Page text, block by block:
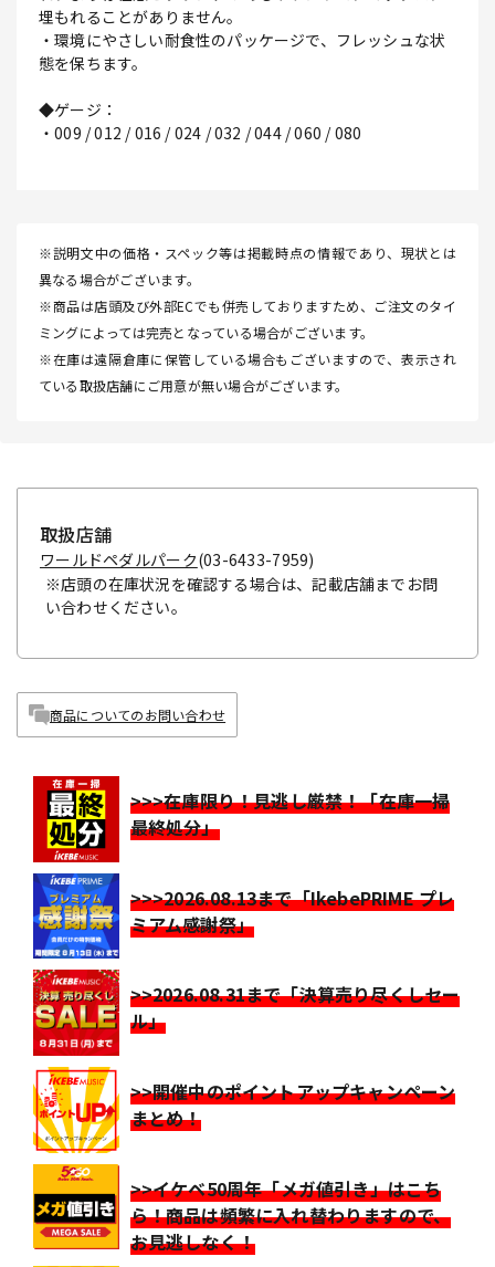
埋もれることがありません。
・環境にやさしい耐食性のパッケージで、フレッシュな状
態を保ちます。
◆ゲージ：
・009 / 012 / 016 / 024 / 032 / 044 / 060 / 080
※説明文中の価格・スペック等は掲載時点の情報であり、現状とは
異なる場合がございます。
※商品は店頭及び外部ECでも併売しておりますため、ご注文のタイ
ミングによっては完売となっている場合がございます。
※在庫は遠隔倉庫に保管している場合もございますので、表示され
ている取扱店舗にご用意が無い場合がございます。
取扱店舗
ワールドペダルパーク(03-6433-7959)
※店頭の在庫状況を確認する場合は、記載店舗までお問
い合わせください。
商品についてのお問い合わせ
>>>在庫限り！見逃し厳禁！「在庫一掃
最終処分」
>>>2026.08.13まで「IkebePRIME プレ
ミアム感謝祭」
>>2026.08.31まで「決算売り尽くしセー
ル」
>>開催中のポイントアップキャンペーン
まとめ！
>>イケベ50周年「メガ値引き」はこち
ら！商品は頻繁に入れ替わりますので、
お見逃しなく！